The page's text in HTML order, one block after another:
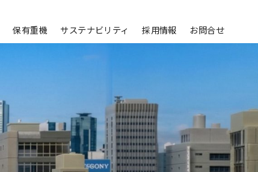
保有重機 サステナビリティ 採用情報 お問合せ